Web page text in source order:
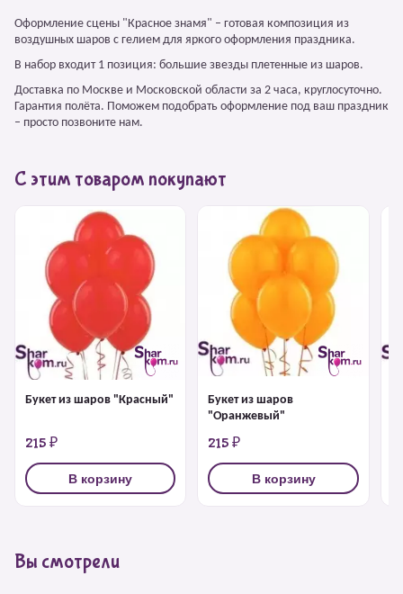
Оформление сцены "Красное знамя" – готовая композиция из
воздушных шаров с гелием для яркого оформления праздника.
В набор входит 1 позиция: большие звезды плетенные из шаров.
Доставка по Москве и Московской области за 2 часа, круглосуточно.
Гарантия полёта. Поможем подобрать оформление под ваш праздник
– просто позвоните нам.
С этим товаром покупают
Букет из шаров "Красный"
215 ₽
В корзину
Букет из шаров
"Оранжевый"
215 ₽
В корзину
Вы смотрели